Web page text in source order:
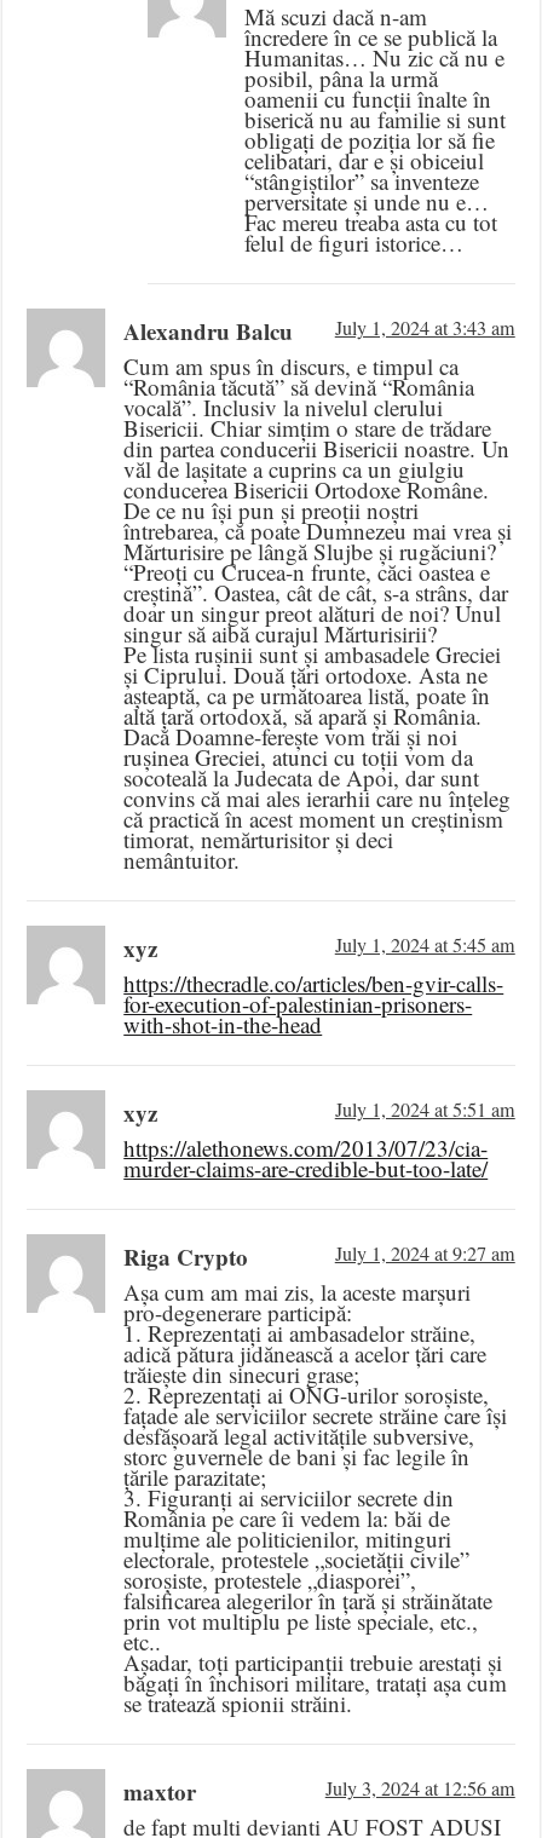
Mă scuzi dacă n-am
încredere în ce se publică la
Humanitas… Nu zic că nu e
posibil, pâna la urmă
oamenii cu funcții înalte în
biserică nu au familie si sunt
obligați de poziția lor să fie
celibatari, dar e și obiceiul
“stângiștilor” sa inventeze
perversitate și unde nu e…
Fac mereu treaba asta cu tot
felul de figuri istorice…
Alexandru Balcu July 1, 2024 at 3:43 am
Cum am spus în discurs, e timpul ca
“România tăcută” să devină “România
vocală”. Inclusiv la nivelul clerului
Bisericii. Chiar simțim o stare de trădare
din partea conducerii Bisericii noastre. Un
văl de lașitate a cuprins ca un giulgiu
conducerea Bisericii Ortodoxe Române.
De ce nu își pun și preoții noștri
întrebarea, că poate Dumnezeu mai vrea și
Mărturisire pe lângă Slujbe și rugăciuni?
“Preoți cu Crucea-n frunte, căci oastea e
creștină”. Oastea, cât de cât, s-a strâns, dar
doar un singur preot alături de noi? Unul
singur să aibă curajul Mărturisirii?
Pe lista rușinii sunt și ambasadele Greciei
și Ciprului. Două țări ortodoxe. Asta ne
așteaptă, ca pe următoarea listă, poate în
altă țară ortodoxă, să apară și România.
Dacă Doamne-ferește vom trăi și noi
rușinea Greciei, atunci cu toții vom da
socoteală la Judecata de Apoi, dar sunt
convins că mai ales ierarhii care nu înțeleg
că practică în acest moment un creștinism
timorat, nemărturisitor și deci
nemântuitor.
xyz July 1, 2024 at 5:45 am
https://thecradle.co/articles/ben-gvir-calls-
for-execution-of-palestinian-prisoners-
with-shot-in-the-head
xyz July 1, 2024 at 5:51 am
https://alethonews.com/2013/07/23/cia-
murder-claims-are-credible-but-too-late/
Riga Crypto July 1, 2024 at 9:27 am
Așa cum am mai zis, la aceste marșuri
pro-degenerare participă:
1. Reprezentați ai ambasadelor străine,
adică pătura jidănească a acelor țări care
trăiește din sinecuri grase;
2. Reprezentați ai ONG-urilor soroșiste,
fațade ale serviciilor secrete străine care își
desfășoară legal activitățile subversive,
storc guvernele de bani și fac legile în
țările parazitate;
3. Figuranți ai serviciilor secrete din
România pe care îi vedem la: băi de
mulțime ale politicienilor, mitinguri
electorale, protestele „societății civile”
soroșiste, protestele „diasporei”,
falsificarea alegerilor în țară și străinătate
prin vot multiplu pe liste speciale, etc.,
etc..
Așadar, toți participanții trebuie arestați și
băgați în închisori militare, tratați așa cum
se tratează spionii străini.
maxtor July 3, 2024 at 12:56 am
de fapt multi devianti AU FOST ADUSI